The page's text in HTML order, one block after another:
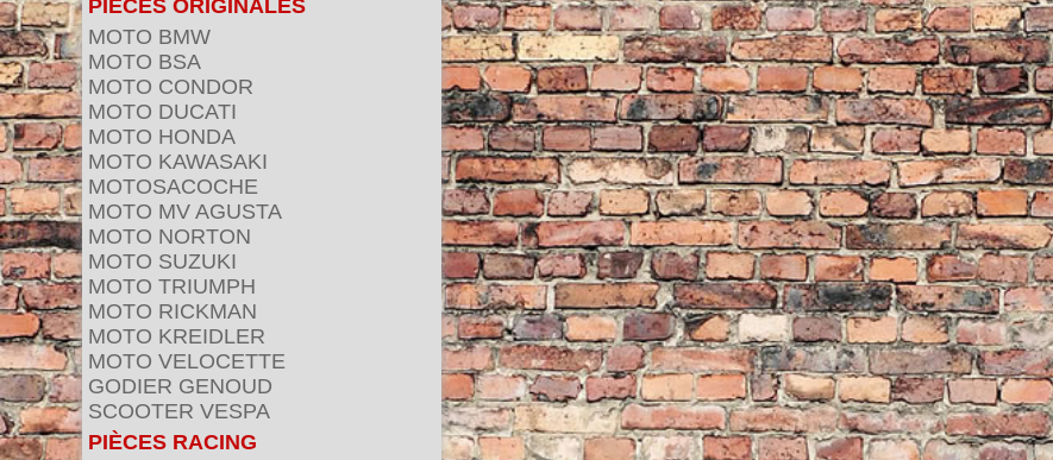
PIÈCES ORIGINALES
MOTO BMW
MOTO BSA
MOTO CONDOR
MOTO DUCATI
MOTO HONDA
MOTO KAWASAKI
MOTOSACOCHE
MOTO MV AGUSTA
MOTO NORTON
MOTO SUZUKI
MOTO TRIUMPH
MOTO RICKMAN
MOTO KREIDLER
MOTO VELOCETTE
GODIER GENOUD
SCOOTER VESPA
PIÈCES RACING